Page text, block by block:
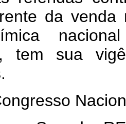
da
tem sua